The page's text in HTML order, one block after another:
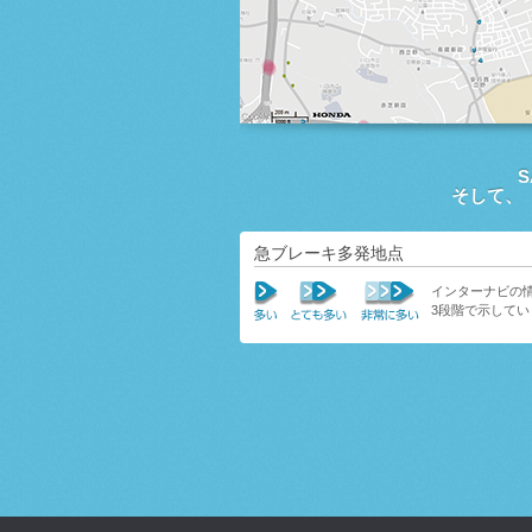
そして、
急ブレーキ多発地点
インターナビの
3段階で示して